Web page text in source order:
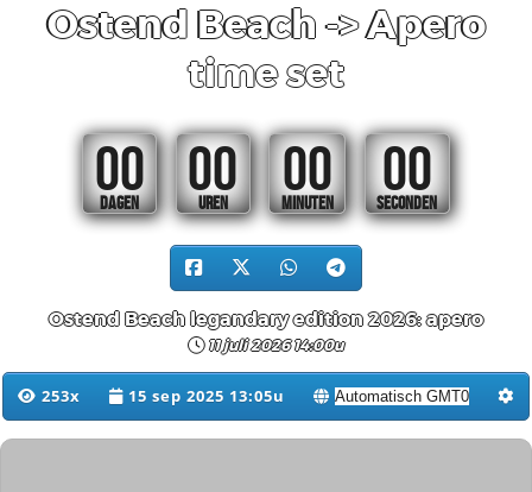
Ostend Beach -> Apero
time set
00
DAGEN
00
UREN
00
MINUTEN
00
SECONDEN
Ostend Beach legandary edition 2026: apero
11 juli 2026 14:00u
253x 15 sep 2025 13:05u